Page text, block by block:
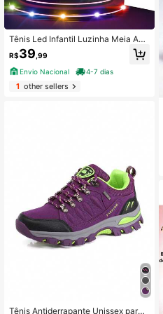
Tênis Led Infantil Luzinha Meia Ana
tômico PLOC LED26- BORDADO LI
NHA
R$39 ,99
Envio Nacional
4-7 dias
1other sellers
Tênis Antiderrapante Unissex para